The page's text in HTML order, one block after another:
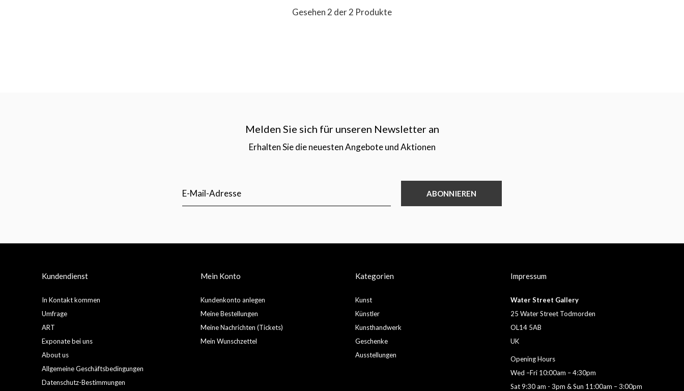
Gesehen 2 der 2 Produkte
Melden Sie sich für unseren Newsletter an
Erhalten Sie die neuesten Angebote und Aktionen
ABONNIEREN
Kundendienst
In Kontakt kommen
Umfrage
ART
Exponate bei uns
About us
Allgemeine Geschäftsbedingungen
Datenschutz-Bestimmungen
Mein Konto
Kundenkonto anlegen
Meine Bestellungen
Meine Nachrichten (Tickets)
Mein Wunschzettel
Kategorien
Kunst
Künstler
Kunsthandwerk
Geschenke
Ausstellungen
Impressum
Water Street Gallery
25 Water Street Todmorden
OL14 5AB
UK
Opening Hours
Wed –Fri 10:00am – 4:30pm
Sat 9:30 am - 3pm & Sun 11:00am – 3:00pm